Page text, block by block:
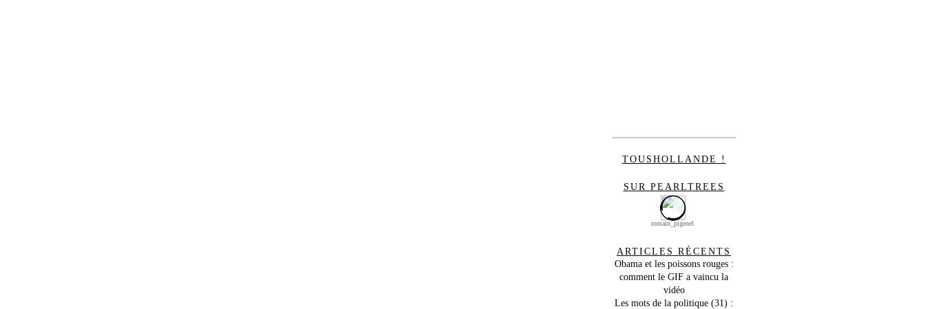
TOUSHOLLANDE !
SUR PEARLTREES
romain_pigenel
ARTICLES RÉCENTS
Obama et les poissons rouges :
comment le GIF a vaincu la
vidéo
Les mots de la politique (31) :